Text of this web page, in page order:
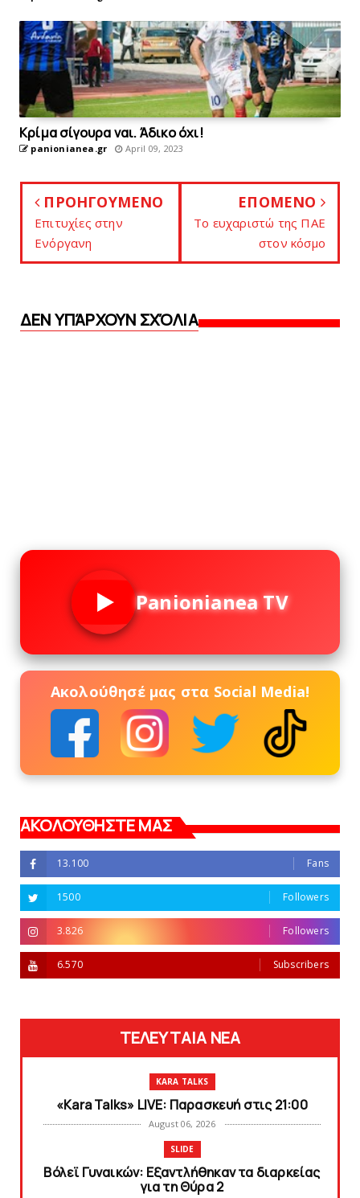
Kρίμα σίγουρα ναι. Άδικο όχι!
panionianea.gr April 09, 2023
ΠΡΟΗΓΟΥΜΕΝΟ
Επιτυχίες στην
Ενόργανη
ΕΠΟΜΕΝΟ
Το ευχαριστώ της ΠΑΕ
στον κόσμο
ΔΕΝ ΥΠΆΡΧΟΥΝ ΣΧΌΛΙΑ
Panionianea TV
Ακολούθησέ μας στα Social Media!
ΑΚΟΛΟΥΘΗΣΤΕ ΜΑΣ
13.100 Fans
1500 Followers
3.826 Followers
6.570 Subscribers
ΤΕΛΕΥΤΑΙΑ ΝΕΑ
KARA TALKS
«Kara Talks» LIVE: Παρασκευή στις 21:00
August 06, 2026
SLIDE
Bόλεϊ Γυναικών: Εξαντλήθηκαν τα διαρκείας
για τη Θύρα 2